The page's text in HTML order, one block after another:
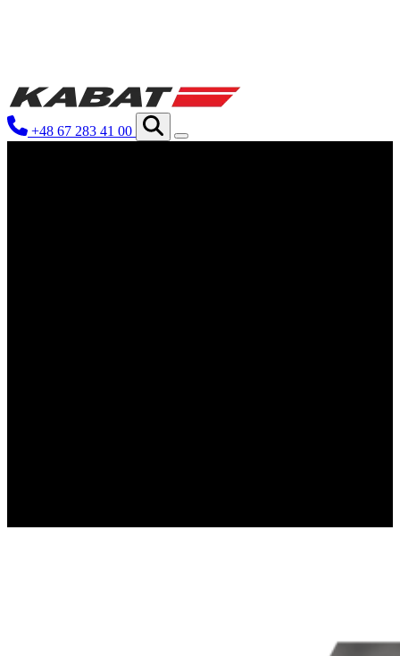
+48 67 283 41 00
We use cookies to personalize
your use of our site with our social